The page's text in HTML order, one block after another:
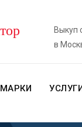
Выкуп
в
МАРКИ